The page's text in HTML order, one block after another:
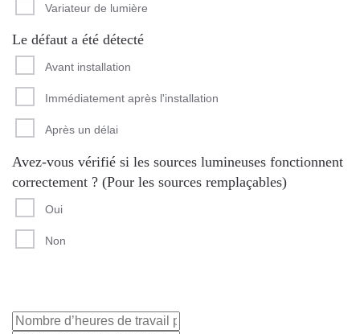
Variateur de lumière
Le défaut a été détecté
Avant installation
Immédiatement après l'installation
Après un délai
Avez-vous vérifié si les sources lumineuses fonctionnent
correctement ? (Pour les sources remplaçables)
Oui
Non